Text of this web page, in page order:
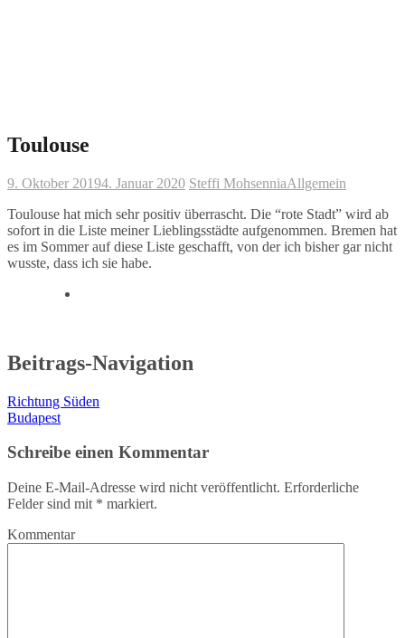
Toulouse
9. Oktober 20194. Januar 2020 Steffi MohsenniaAllgemein
Toulouse hat mich sehr positiv überrascht. Die “rote Stadt” wird ab
sofort in die Liste meiner Lieblingsstädte aufgenommen. Bremen hat
es im Sommer auf diese Liste geschafft, von der ich bisher gar nicht
wusste, dass ich sie habe.
Beitrags-Navigation
Richtung Süden
Budapest
Schreibe einen Kommentar
Deine E-Mail-Adresse wird nicht veröffentlicht. Erforderliche
Felder sind mit * markiert.
Kommentar